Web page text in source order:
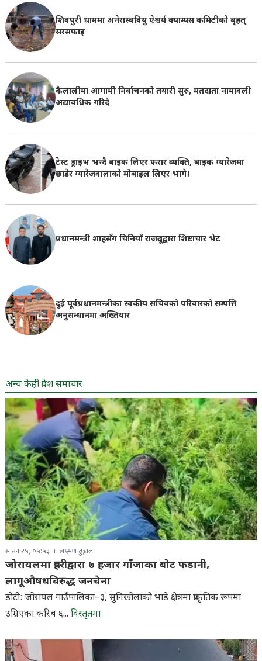
शिवपुरी धाममा अनेरास्ववियु ऐश्वर्य क्याम्पस कमिटीको बृहत्
सरसफाइ
कैलालीमा आगामी निर्वाचनको तयारी सुरु, मतदाता नामावली
अद्यावधिक गरिदै
टेस्ट ड्राइभ भन्दै बाइक लिएर फरार व्यक्ति, बाइक ग्यारेजमा
छाडेर ग्यारेजवालाकाे मोबाइल लिएर भागे!
प्रधानमन्त्री शाहसँग चिनियाँ राजदूतद्वारा शिष्टाचार भेट
दुई पूर्वप्रधानमन्त्रीका स्वकीय सचिवको परिवारको सम्पत्ति
अनुसन्धानमा अख्तियार
अन्य केही प्रदेश समाचार
साउन २५, ०५:५३ लक्ष्मण ढुङ्गाल
जोरायलमा प्रहरीद्वारा ७ हजार गाँजाका बोट फडानी,
लागूऔषधविरुद्ध जनचेना
डोटी: जोरायल गाउँपालिका–३, सुनिखोलाको भाडे क्षेत्रमा प्राकृतिक रूपमा
उम्रिएका करिब ६... विस्तृतमा